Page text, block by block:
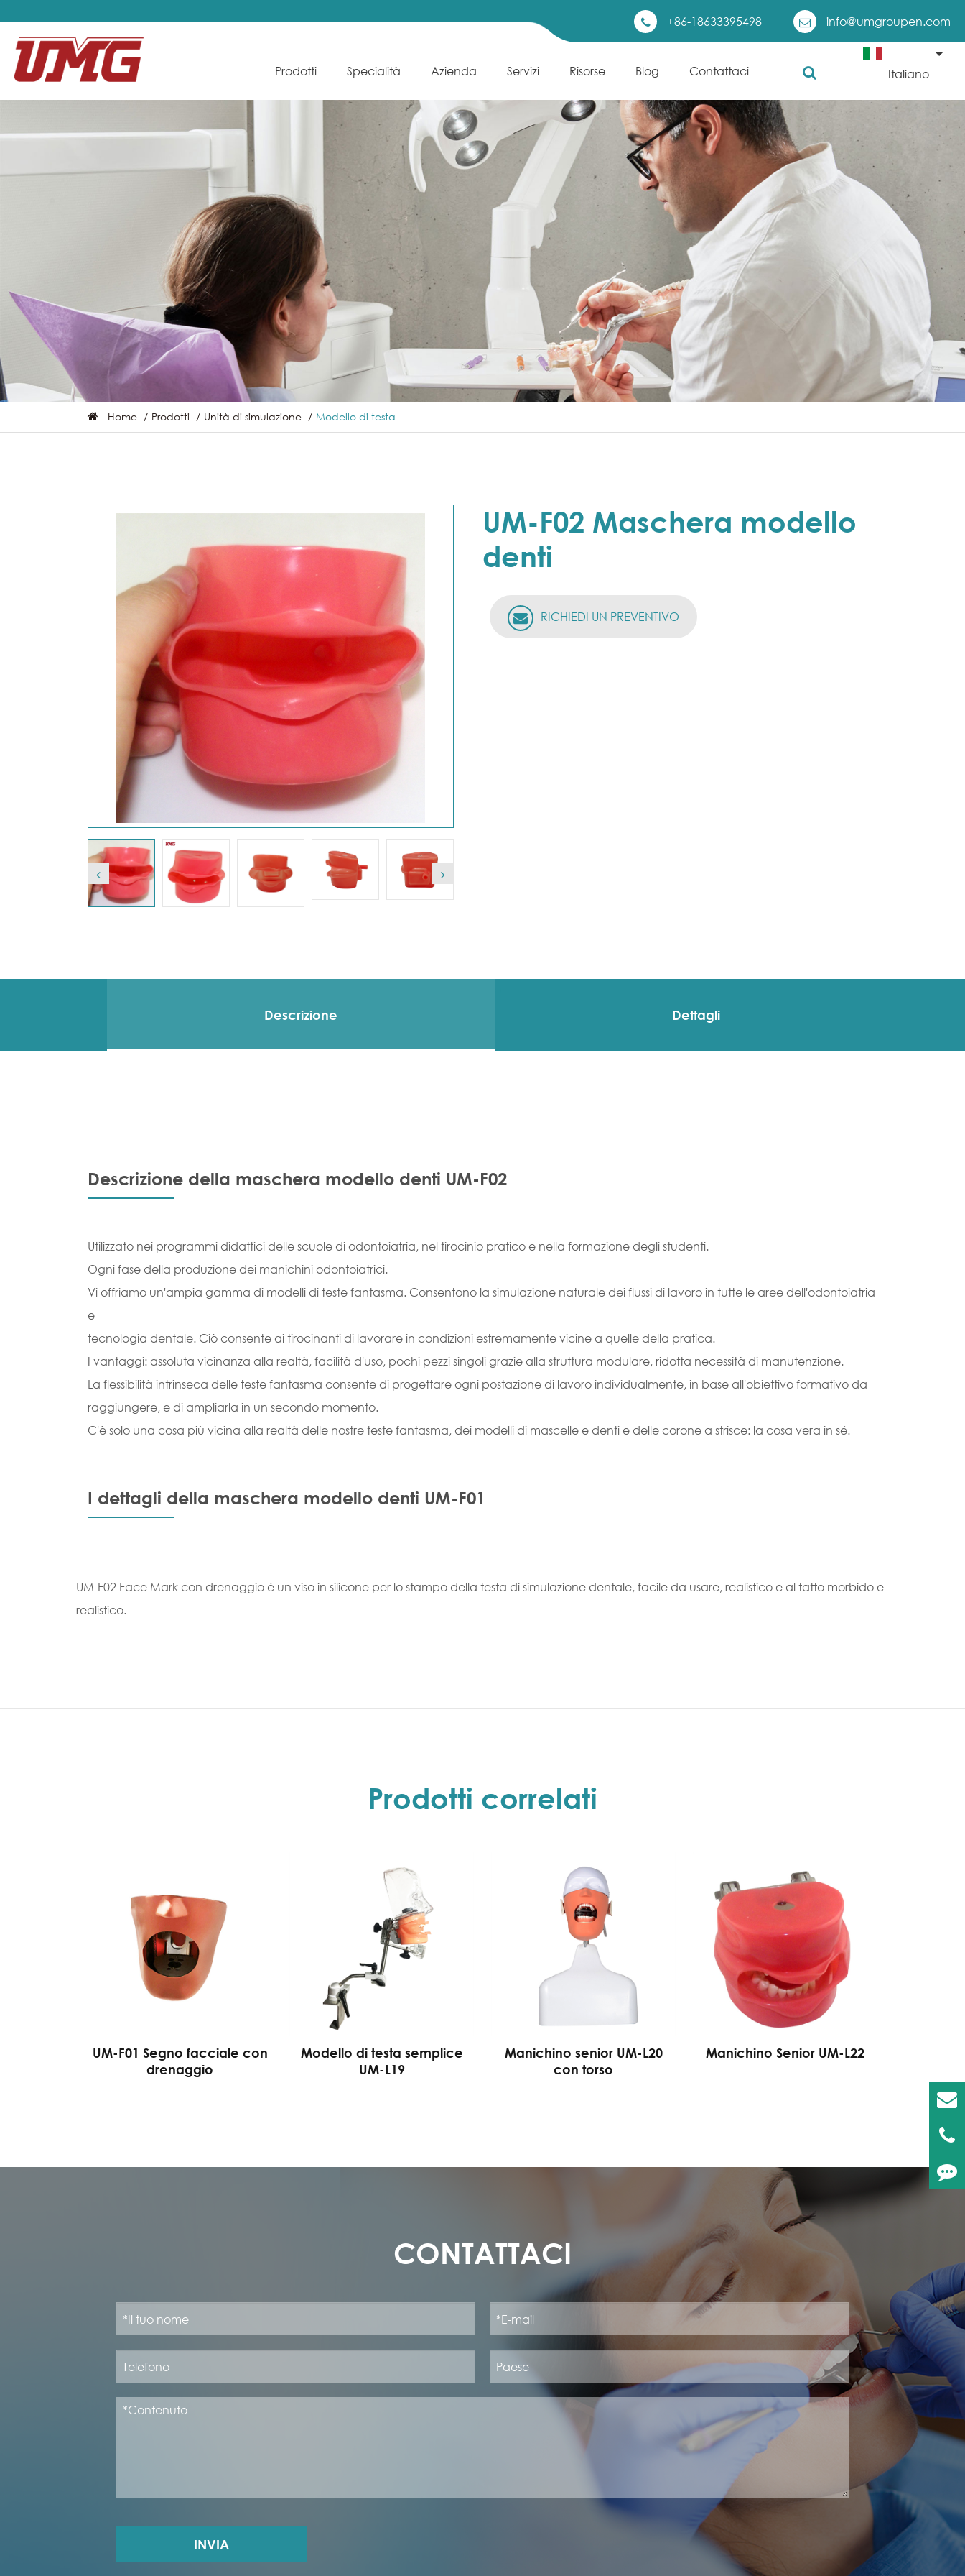
+86-18633395498 info@umgroupen.com
Italiano
Prodotti Specialità Azienda Servizi Risorse Blog Contattaci
Home Prodotti Unità di simulazione Modello di testa
UM-F02 Maschera modello
denti
RICHIEDI UN PREVENTIVO
Descrizione Dettagli
Descrizione della maschera modello denti UM-F02
Utilizzato nei programmi didattici delle scuole di odontoiatria, nel tirocinio pratico e nella formazione degli studenti.
Ogni fase della produzione dei manichini odontoiatrici.
Vi offriamo un'ampia gamma di modelli di teste fantasma. Consentono la simulazione naturale dei flussi di lavoro in tutte le aree dell'odontoiatria
e
tecnologia dentale. Ciò consente ai tirocinanti di lavorare in condizioni estremamente vicine a quelle della pratica.
I vantaggi: assoluta vicinanza alla realtà, facilità d'uso, pochi pezzi singoli grazie alla struttura modulare, ridotta necessità di manutenzione.
La flessibilità intrinseca delle teste fantasma consente di progettare ogni postazione di lavoro individualmente, in base all'obiettivo formativo da
raggiungere, e di ampliarla in un secondo momento.
C'è solo una cosa più vicina alla realtà delle nostre teste fantasma, dei modelli di mascelle e denti e delle corone a strisce: la cosa vera in sé.
I dettagli della maschera modello denti UM-F01
UM-F02 Face Mark con drenaggio è un viso in silicone per lo stampo della testa di simulazione dentale, facile da usare, realistico e al tatto morbido e
realistico.
Prodotti correlati
UM-F01 Segno facciale con
drenaggio
Modello di testa semplice
UM-L19
Manichino senior UM-L20
con torso
Manichino Senior UM-L22
CONTATTACI
INVIA